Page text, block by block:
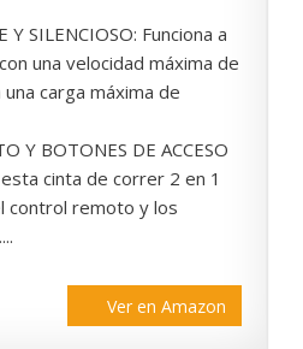
SILENCIOSO: Funciona a
una velocidad máxima de
carga máxima de
Y BOTONES DE ACCESO
cinta de correr 2 en 1
control remoto y los
Ver en Amazon